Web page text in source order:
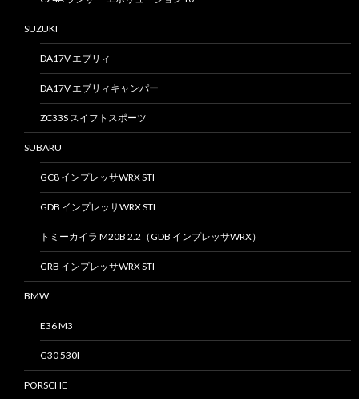
SUZUKI
DA17V エブリィ
DA17V エブリィキャンパー
ZC33S スイフトスポーツ
SUBARU
GC8 インプレッサWRX STI
GDB インプレッサWRX STI
トミーカイラ M20B 2.2（GDB インプレッサWRX）
GRB インプレッサWRX STI
BMW
E36 M3
G30 530I
PORSCHE